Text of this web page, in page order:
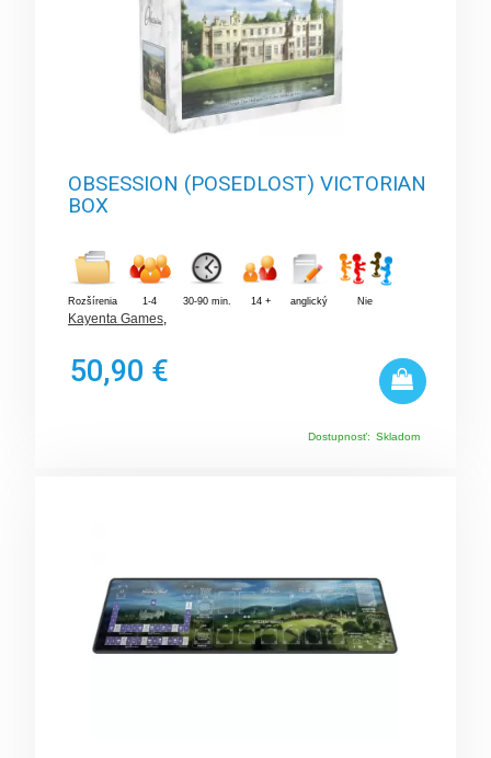
OBSESSION (POSEDLOST) VICTORIAN
BOX
Rozšírenia 1-4 30-90 min. 14 + anglický Nie
Kayenta Games,
50,90 €
Dostupnosť: Skladom